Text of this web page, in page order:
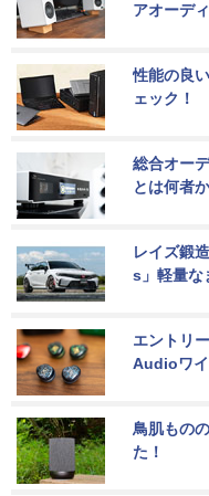
アオーデ
性能の良
ェック！
総合オー
とは何者
レイズ鍛
s」軽量な
エントリ
Audioワイ
鳥肌もの
た！